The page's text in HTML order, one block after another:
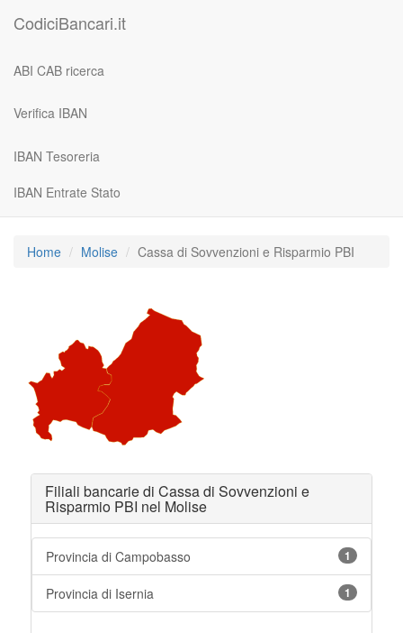
CodiciBancari.it
ABI CAB ricerca
Verifica IBAN
IBAN Tesoreria
IBAN Entrate Stato
Home Molise Cassa di Sovvenzioni e Risparmio PBI
Filiali bancarie di Cassa di Sovvenzioni e
Risparmio PBI nel Molise
Provincia di Campobasso 1
Provincia di Isernia 1